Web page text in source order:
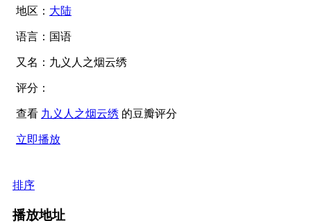
地区： 大陆
语言： 国语
又名： 九义人之烟云绣
评分：
查看 九义人之烟云绣 的豆瓣评分
立即播放
排序
播放地址